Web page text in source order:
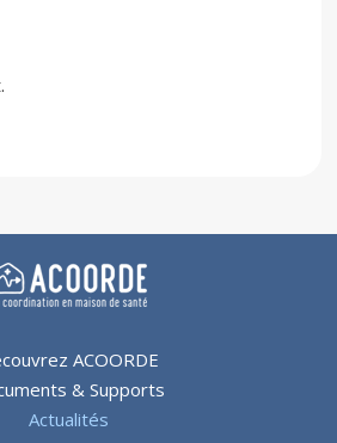
ACOORDE
& Supports
Actualités